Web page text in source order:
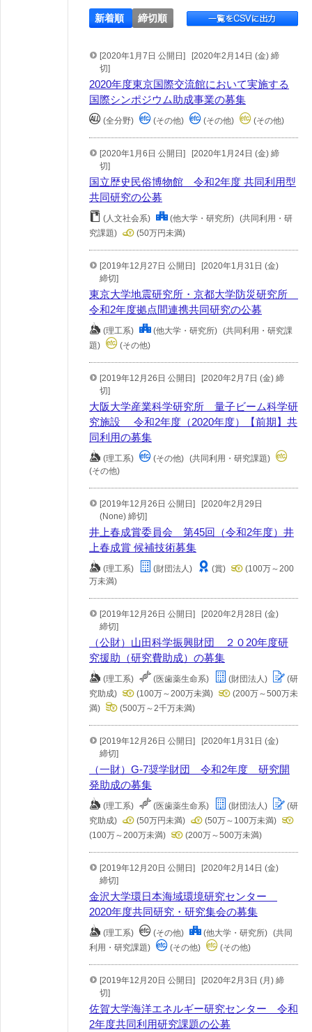
新着順 締切順
[2020年1月7日 公開日]
[2020年2月14日 (金) 締
切]
2020年度東京国際交流館において実施する
国際シンポジウム助成事業の募集
(全分野) (その他) (その他) (その他)
[2020年1月6日 公開日]
[2020年1月24日 (金) 締
切]
国立歴史民俗博物館 令和2年度 共同利用型
共同研究の公募
(人文社会系) (他大学・研究所) (共同利用・研
究課題)
(50万円未満)
[2019年12月27日 公開日]
[2020年1月31日 (金)
締切]
東京大学地震研究所・京都大学防災研究所
令和2年度拠点間連携共同研究の公募
(理工系) (他大学・研究所) (共同利用・研究課
題)
(その他)
[2019年12月26日 公開日]
[2020年2月7日 (金) 締
切]
大阪大学産業科学研究所 量子ビーム科学研
究施設 令和2年度（2020年度）【前期】共
同利用の募集
(理工系) (その他) (共同利用・研究課題)
(その他)
[2019年12月26日 公開日]
[2020年2月29日
(None) 締切]
井上春成賞委員会 第45回（令和2年度）井
上春成賞 候補技術募集
(理工系) (財団法人) (賞)
(100万～200
万未満)
[2019年12月26日 公開日]
[2020年2月28日 (金)
締切]
（公財）山田科学振興財団 ２０20年度研
究援助（研究費助成）の募集
(理工系) (医歯薬生命系) (財団法人)
(研
究助成)
(100万～200万未満)
(200万～500万未
満)
(500万～2千万未満)
[2019年12月26日 公開日]
[2020年1月31日 (金)
締切]
（一財）G-7奨学財団 令和2年度 研究開
発助成の募集
(理工系) (医歯薬生命系) (財団法人)
(研
究助成)
(50万円未満)
(50万～100万未満)
(100万～200万未満)
(200万～500万未満)
[2019年12月20日 公開日]
[2020年2月14日 (金)
締切]
金沢大学環日本海域環境研究センター
2020年度共同研究・研究集会の募集
(理工系) (その他) (他大学・研究所) (共同
利用・研究課題)
(その他) (その他)
[2019年12月20日 公開日]
[2020年2月3日 (月) 締
切]
佐賀大学海洋エネルギー研究センター 令和
2年度共同利用研究課題の公募